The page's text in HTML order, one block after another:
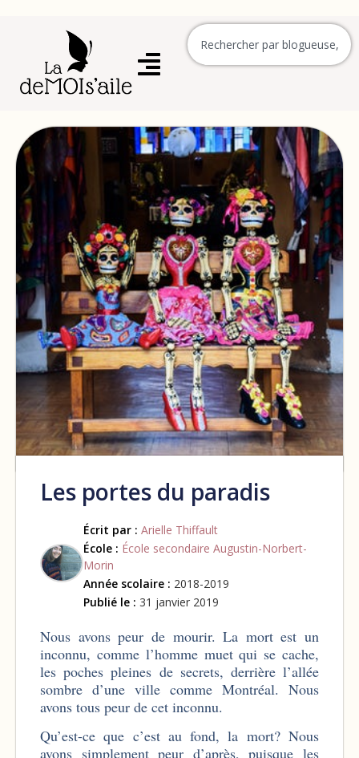
Les portes du paradis
Écrit par : Arielle Thiffault
École : École secondaire Augustin-Norbert-
Morin
Année scolaire : 2018-2019
Publié le : 31 janvier 2019
Nous avons peur de mourir. La mort est un
inconnu, comme l’homme muet qui se cache,
les poches pleines de secrets, derrière l’allée
sombre d’une ville comme Montréal. Nous
avons tous peur de cet inconnu.
Qu’est-ce que c’est au fond, la mort? Nous
avons simplement peur d’après, puisque les